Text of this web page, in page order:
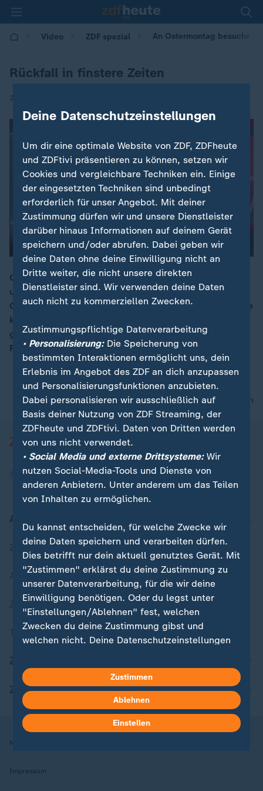
Video ZDF spezial An Ostermontag besuche
Rückfall in finstere Zeiten
21.04.2019 | 19:20
00:05
Gerhard Tauscher arbeitet in Sri Lanka für Rotes Kreuz
und Roten Halbmond. Er hat am Ostersonntag in
Colombo in einer Kirche den Gottesdienst gefeiert , die
kein Anschlagsziel war. Trotz oder gerade wegen den
grauenvollen Anschlägen muss die Toleranz unter den
Religionen wachsen.
nach oben
Zuletzt veröffentlicht
Aktuelle Sendungs-Videos
ZDFheute Stories
Themen im Überblick
ZDFheute Apps
Nutzungsbedingungen
Impressum
Deine Datenschutzeinstellungen
Um dir eine optimale Website von ZDF, ZDFheute
und ZDFtivi präsentieren zu können, setzen wir
Cookies und vergleichbare Techniken ein. Einige
der eingesetzten Techniken sind unbedingt
erforderlich für unser Angebot. Mit deiner
Zustimmung dürfen wir und unsere Dienstleister
darüber hinaus Informationen auf deinem Gerät
speichern und/oder abrufen. Dabei geben wir
deine Daten ohne deine Einwilligung nicht an
Dritte weiter, die nicht unsere direkten
Dienstleister sind. Wir verwenden deine Daten
auch nicht zu kommerziellen Zwecken.
Zustimmungspflichtige Datenverarbeitung
• Personalisierung:Die Speicherung von
bestimmten Interaktionen ermöglicht uns, dein
Erlebnis im Angebot des ZDF an dich anzupassen
und Personalisierungsfunktionen anzubieten.
Dabei personalisieren wir ausschließlich auf
Basis deiner Nutzung von ZDF Streaming, der
ZDFheute und ZDFtivi. Daten von Dritten werden
von uns nicht verwendet.
• Social Media und externe Drittsysteme:Wir
nutzen Social-Media-Tools und Dienste von
anderen Anbietern. Unter anderem um das Teilen
von Inhalten zu ermöglichen.
Du kannst entscheiden, für welche Zwecke wir
deine Daten speichern und verarbeiten dürfen.
Dies betrifft nur dein aktuell genutztes Gerät. Mit
"Zustimmen" erklärst du deine Zustimmung zu
unserer Datenverarbeitung, für die wir deine
Einwilligung benötigen. Oder du legst unter
"Einstellungen/Ablehnen" fest, welchen
Zwecken du deine Zustimmung gibst und
welchen nicht. Deine Datenschutzeinstellungen
in deinen Einstellungen widerrufen oder ändern.
Hier findest du das Impressum.
Weitere Informationen findest du in unserer
Datenschutzerklärung.
Zustimmen
Ablehnen
Einstellen